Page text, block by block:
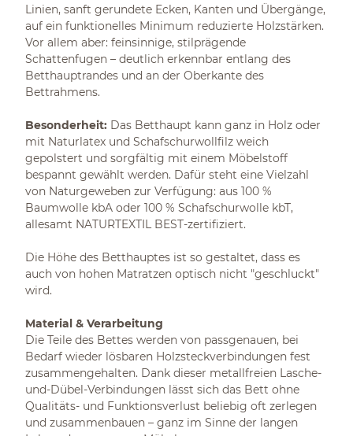
Linien, sanft gerundete Ecken, Kanten und Übergänge,
auf ein funktionelles Minimum reduzierte Holzstärken.
Vor allem aber: feinsinnige, stilprägende
Schattenfugen – deutlich erkennbar entlang des
Betthauptrandes und an der Oberkante des
Bettrahmens.
Besonderheit: Das Betthaupt kann ganz in Holz oder
mit Naturlatex und Schafschurwollfilz weich
gepolstert und sorgfältig mit einem Möbelstoff
bespannt gewählt werden. Dafür steht eine Vielzahl
von Naturgeweben zur Verfügung: aus 100 %
Baumwolle kbA oder 100 % Schafschurwolle kbT,
allesamt NATURTEXTIL BEST-zertifiziert.
Die Höhe des Betthauptes ist so gestaltet, dass es
auch von hohen Matratzen optisch nicht "geschluckt"
wird.
Material & Verarbeitung
Die Teile des Bettes werden von passgenauen, bei
Bedarf wieder lösbaren Holzsteckverbindungen fest
zusammengehalten. Dank dieser metallfreien Lasche-
und-Dübel-Verbindungen lässt sich das Bett ohne
Qualitäts- und Funktionsverlust beliebig oft zerlegen
und zusammenbauen – ganz im Sinne der langen